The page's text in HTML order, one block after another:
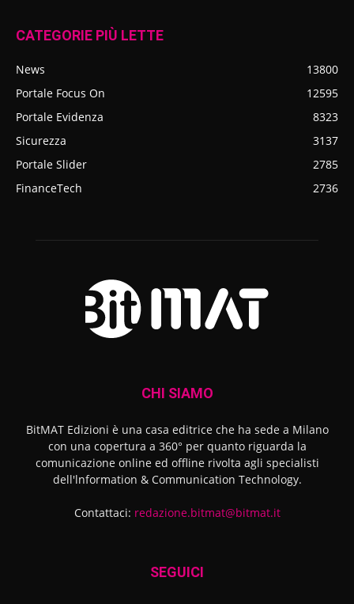
CATEGORIE PIÙ LETTE
News
13800
Portale Focus On
12595
Portale Evidenza
8323
Sicurezza
3137
Portale Slider
2785
FinanceTech
2736
CHI SIAMO
BitMAT Edizioni è una casa editrice che ha sede a Milano
con una copertura a 360° per quanto riguarda la
comunicazione online ed offline rivolta agli specialisti
dell'lnformation & Communication Technology.
Contattaci: redazione.bitmat@bitmat.it
SEGUICI